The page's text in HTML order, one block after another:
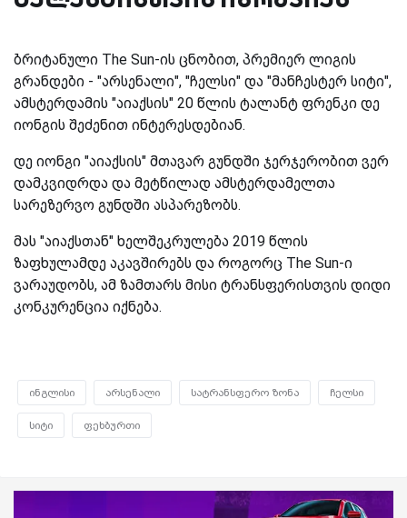
ბრიტანული The Sun-ის ცნობით, პრემიერ ლიგის
გრანდები - "არსენალი", "ჩელსი" და "მანჩესტერ სიტი",
ამსტერდამის "აიაქსის" 20 წლის ტალანტ ფრენკი დე
იონგის შეძენით ინტერესდებიან.
დე იონგი "აიაქსის" მთავარ გუნდში ჯერჯერობით ვერ
დამკვიდრდა და მეტწილად ამსტერდამელთა
სარეზერვო გუნდში ასპარეზობს.
მას "აიაქსთან" ხელშეკრულება 2019 წლის
ზაფხულამდე აკავშირებს და როგორც The Sun-ი
ვარაუდობს, ამ ზამთარს მისი ტრანსფერისთვის დიდი
კონკურენცია იქნება.
ინგლისი არსენალი სატრანსფერო ზონა ჩელსი
სიტი ფეხბურთი